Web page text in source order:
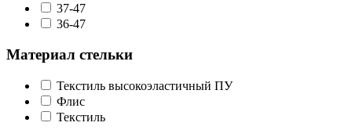
37-47
36-47
Материал стельки
Текстиль высокоэластичный ПУ
Флис
Текстиль